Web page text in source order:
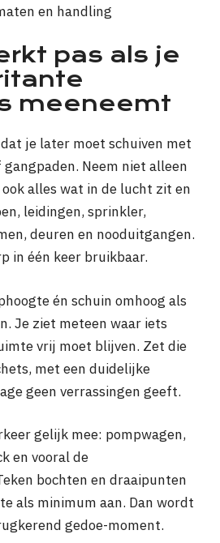
en handling
pas als je
meeneemt
je later moet schuiven met
Neem niet alleen
alles wat in de lucht zit en
leidingen, sprinkler,
deuren en nooduitgangen.
in één keer bruikbaar.
én schuin omhoog als
Je ziet meteen waar iets
vrij moet blijven. Zet die
met een duidelijke
geen verrassingen geeft.
gelijk mee: pompwagen,
en vooral de
bochten en draaipunten
als minimum aan. Dan wordt
gedoe-moment.